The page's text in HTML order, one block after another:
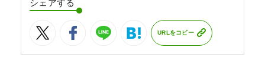
シェアする
URLをコピー